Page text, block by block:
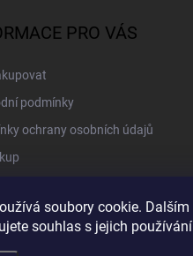
soubory cookie.
souhlas s jejich
PRO VÁS
podmínky
ochrany osobních údajů